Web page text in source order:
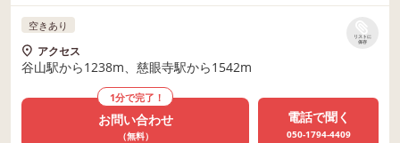
リストに
保存
空きあり
アクセス
谷山駅から1238m、慈眼寺駅から1542m
1分で完了！
お問い合わせ
（無料）
電話で聞く
050-1794-4409